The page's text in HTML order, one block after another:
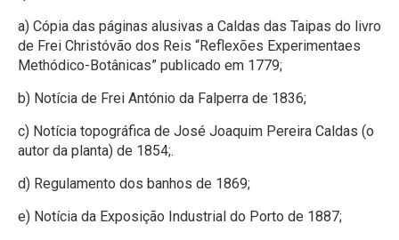
a) Cópia das páginas alusivas a Caldas das Taipas do livro
de Frei Christóvão dos Reis “Reflexões Experimentaes
Methódico-Botânicas” publicado em 1779;
b) Notícia de Frei António da Falperra de 1836;
c) Notícia topográfica de José Joaquim Pereira Caldas (o
autor da planta) de 1854;.
d) Regulamento dos banhos de 1869;
e) Notícia da Exposição Industrial do Porto de 1887;